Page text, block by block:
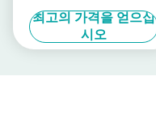
최고의 가격을 얻으십
시오